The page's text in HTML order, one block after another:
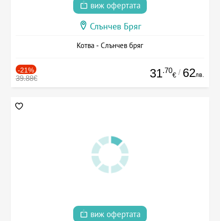
виж офертата
Слънчев Бряг
Котва - Слънчев бряг
-21%
39.88€ 31.70
€ / 62лв.
виж офертата